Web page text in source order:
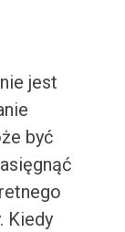
jest
być
Kiedy